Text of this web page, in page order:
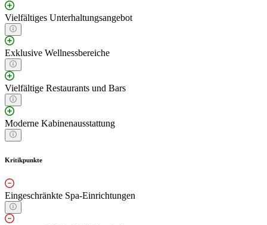
Vielfältiges Unterhaltungsangebot
Exklusive Wellnessbereiche
Vielfältige Restaurants und Bars
Moderne Kabinenausstattung
Kritikpunkte
Eingeschränkte Spa-Einrichtungen